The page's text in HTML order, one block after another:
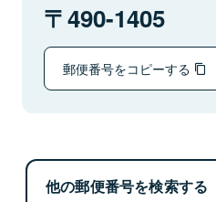
490-1405
郵便番号をコピーする
他の郵便番号を検索する